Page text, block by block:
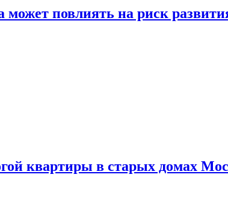
повлиять на риск
квартиры в старых домах